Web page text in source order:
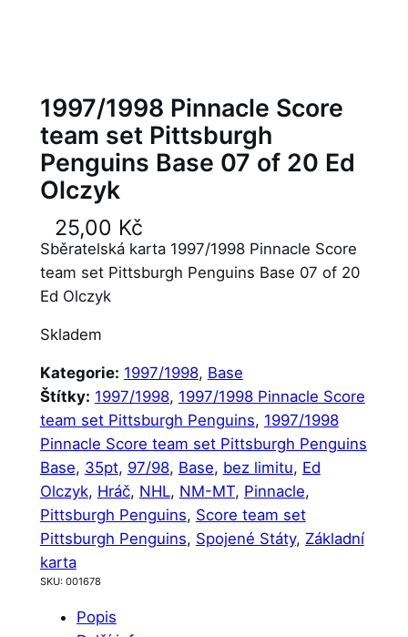
1997/1998 Pinnacle Score
team set Pittsburgh
Penguins Base 07 of 20 Ed
Olczyk
25,00 Kč
Sběratelská karta 1997/1998 Pinnacle Score
team set Pittsburgh Penguins Base 07 of 20
Ed Olczyk
Skladem
Kategorie: 1997/1998, Base
Štítky: 1997/1998, 1997/1998 Pinnacle Score
team set Pittsburgh Penguins, 1997/1998
Pinnacle Score team set Pittsburgh Penguins
Base, 35pt, 97/98, Base, bez limitu, Ed
Olczyk, Hráč, NHL, NM-MT, Pinnacle
Pittsburgh Penguins, Score team set
Pittsburgh Penguins, Spojené Státy, Základní
karta
SKU: 001678
Popis